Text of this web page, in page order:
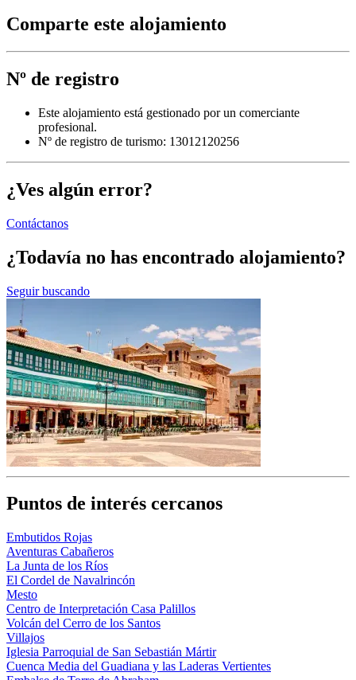
Comparte este alojamiento
Nº de registro
Este alojamiento está gestionado por un comerciante
profesional.
Nº de registro de turismo: 13012120256
¿Ves algún error?
Contáctanos
¿Todavía no has encontrado alojamiento?
Seguir buscando
Puntos de interés cercanos
Embutidos Rojas
Aventuras Cabañeros
La Junta de los Ríos
El Cordel de Navalrincón
Mesto
Centro de Interpretación Casa Palillos
Volcán del Cerro de los Santos
Villajos
Iglesia Parroquial de San Sebastián Mártir
Cuenca Media del Guadiana y las Laderas Vertientes